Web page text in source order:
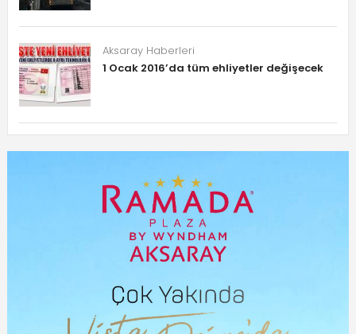
Aksaray Haberleri
1 Ocak 2016’da tüm ehliyetler değişecek